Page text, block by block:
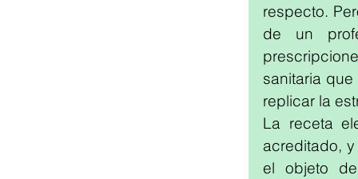
respecto.
de un
sanitaria
replicar la
La receta
acreditado,
el objeto